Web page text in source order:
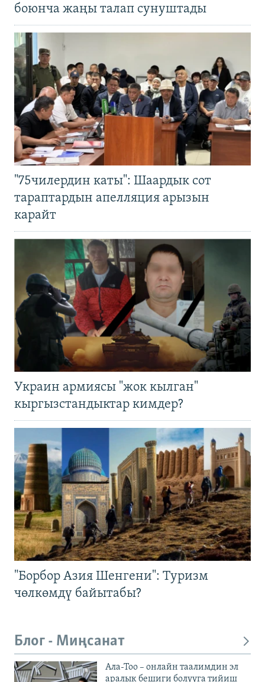
боюнча жаңы талап сунуштады
"75чилердин каты": Шаардык сот
тараптардын апелляция арызын
карайт
Украин армиясы "жок кылган"
кыргызстандыктар кимдер?
"Борбор Азия Шенгени": Туризм
чөлкөмдү байытабы?
Блог - Миңсанат
Ала-Тоо – онлайн таалимдин эл
аралык бешиги болууга тийиш